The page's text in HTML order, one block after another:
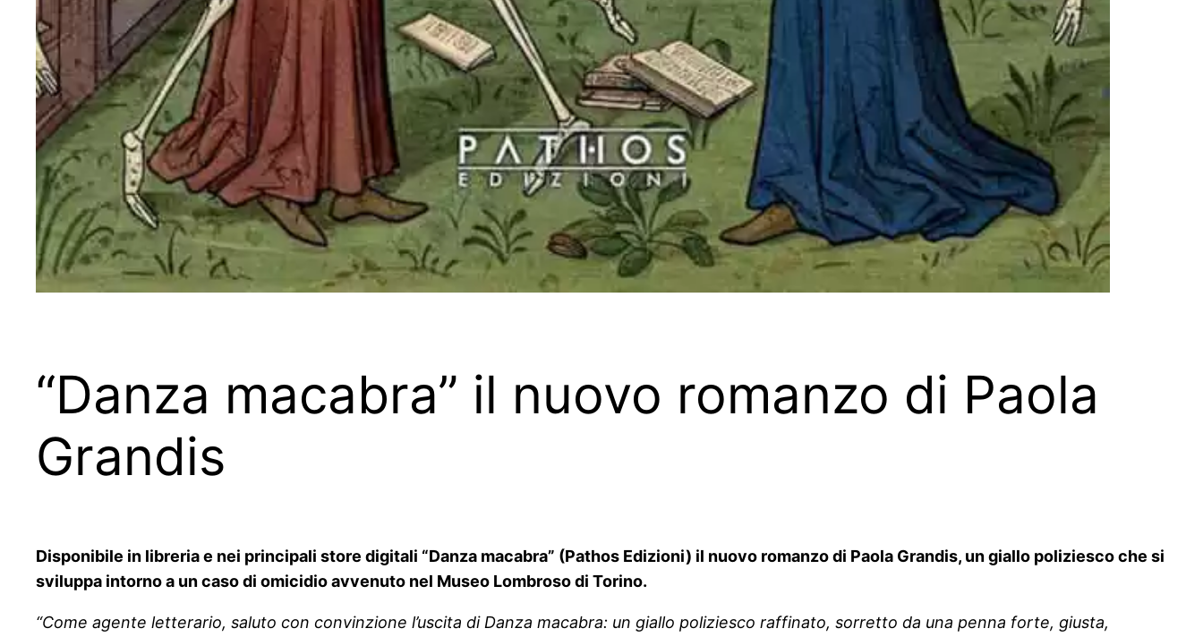
“Danza macabra” il nuovo romanzo di Paola
Grandis
Disponibile in libreria e nei principali store digitali “Danza macabra” (Pathos Edizioni) il nuovo romanzo di Paola Grandis, un giallo poliziesco che si
sviluppa intorno a un caso di omicidio avvenuto nel Museo Lombroso di Torino.
“Come agente letterario, saluto con convinzione l’uscita di Danza macabra: un giallo poliziesco raffinato, sorretto da una penna forte, giusta,